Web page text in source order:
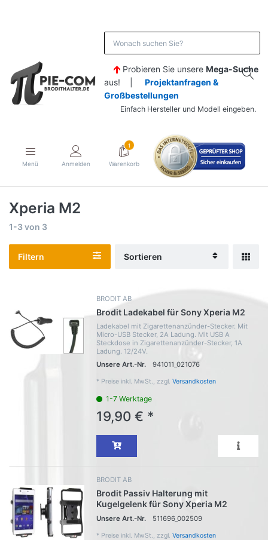
Probieren Sie unsere Mega-Suche
aus! | Projektanfragen &
Großbestellungen
Einfach Hersteller und Modell eingeben.
Menü Anmelden
1
Warenkorb
Xperia M2
1-3von 3
Filtern Sortieren
BRODIT AB
Brodit Ladekabel für Sony Xperia M2
Ladekabel mit Zigarettenanzünder-Stecker. Mit
Micro-USB Stecker, 2A Ladung. Mit USB A
Steckdose in Zigarettenanzünder-Stecker, 1A
Ladung. 12/24V.
Unsere Art.-Nr.
941011_021076
* Preise inkl. MwSt., zzgl. Versandkosten
1-7 Werktage
19,90 € *
BRODIT AB
Brodit Passiv Halterung mit
Kugelgelenk für Sony Xperia M2
Unsere Art.-Nr. 511696_002509
* Preise inkl. MwSt., zzgl. Versandkosten